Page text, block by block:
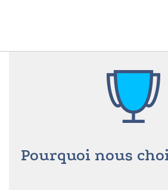
Pourquoi nous